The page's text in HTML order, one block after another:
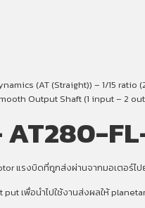
(AT (Straight)) – 1/15
Output Shaft (1 input – 2
AT280-
แรงบิดที่ถูกส่งผ่านจากมอเตอร์ไ
เพื่อนําไปใช้งานส่งผลให้